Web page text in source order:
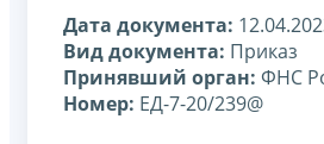
Дата документа:
Вид документа: Приказ
Принявший орган: ФНС
Номер: ЕД-7-20/239@